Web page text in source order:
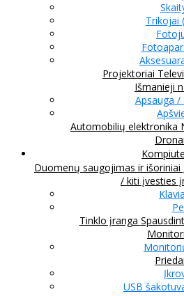
Trikojai
Projektoriai
Išmanieji
Apsauga /
Automobilių elektronika
Dronai
Duomenų saugojimas ir išoriniai
/ kiti įvesties
Tinklo įranga
Priedai
USB